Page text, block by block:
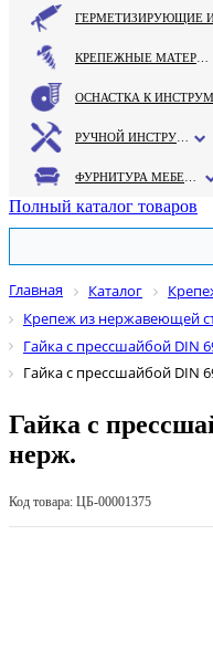
Полный каталог товаров
Главная Каталог
Крепеж из нержавеющей
Гайка с прессшайбой DIN
Гайка с прессшайбой DIN
Гайка с
нерж.
Код товара: ЦБ-00001375